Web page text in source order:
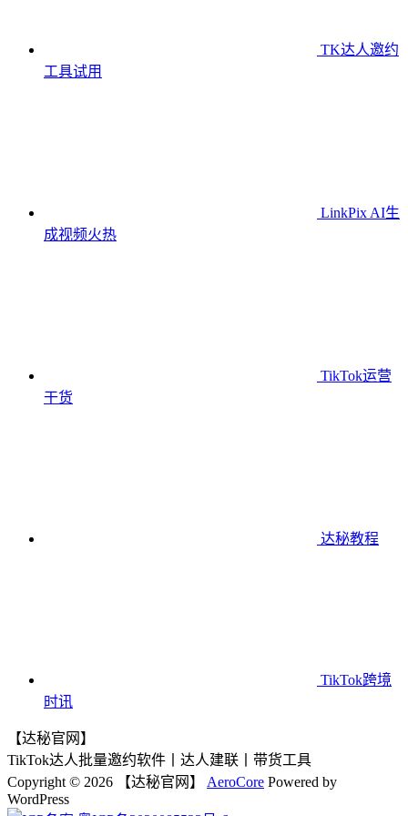
TK达人邀约
工具试用
LinkPix AI生
成视频火热
TikTok运营
干货
达秘教程
TikTok跨境
时讯
【达秘官网】
TikTok达人批量邀约软件丨达人建联丨带货工具
Copyright © 2026 【达秘官网】 AeroCore Powered by
WordPress